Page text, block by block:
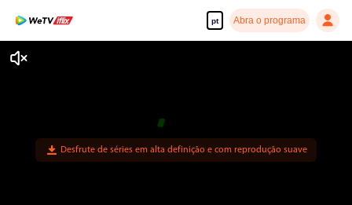
pt Abra o programa
Desfrute de séries em alta definição e com reprodução suave